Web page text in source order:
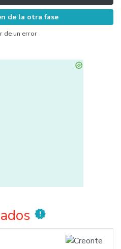
de la otra fase
de un error
new_releases